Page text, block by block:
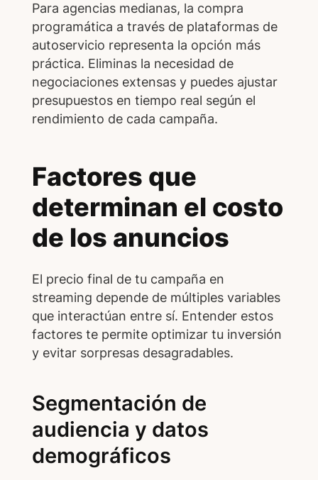
Para agencias medianas, la compra
programática a través de plataformas de
autoservicio representa la opción más
práctica. Eliminas la necesidad de
negociaciones extensas y puedes ajustar
presupuestos en tiempo real según el
rendimiento de cada campaña.
Factores que
determinan el costo
de los anuncios
El precio final de tu campaña en
streaming depende de múltiples variables
que interactúan entre sí. Entender estos
factores te permite optimizar tu inversión
y evitar sorpresas desagradables.
Segmentación de
audiencia y datos
demográficos